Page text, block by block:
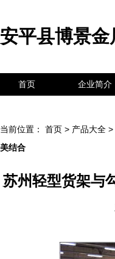
安平县博景
首页 企业简介
当前位置： 首页 > 产品大全 >
美结合
苏州轻型货架与